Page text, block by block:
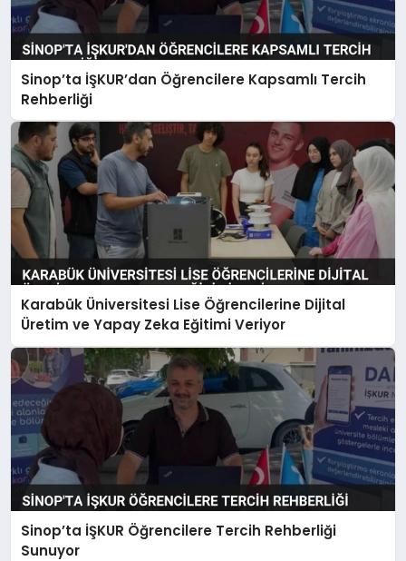
Sinop’ta İŞKUR’dan Öğrencilere Kapsamlı Tercih
Rehberliği
Karabük Üniversitesi Lise Öğrencilerine Dijital
Üretim ve Yapay Zeka Eğitimi Veriyor
Sinop’ta İŞKUR Öğrencilere Tercih Rehberliği
Sunuyor